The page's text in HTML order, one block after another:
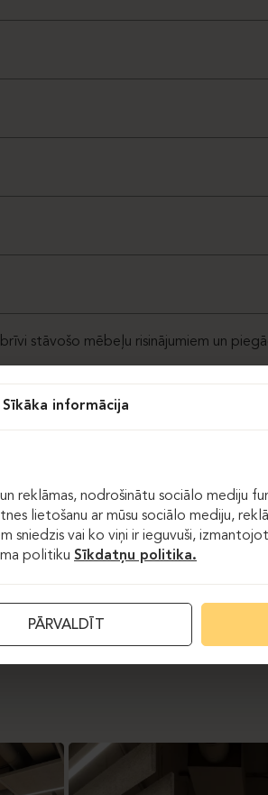
stāvošo mēbeļu risinājumiem un
galdi arLexpamatni,
kļuva
sols ar sarkanu kāju akcentu.
Xenon Netergonomiskajiem biroja
Sīkāka informācija
reklāmas, nodrošinātu sociālo mediju
lietošanu ar mūsu sociālo mediju,
sniedzis vai ko viņi ir ieguvuši,
politiku Sīkdatņu politika.
PĀRVALDĪT